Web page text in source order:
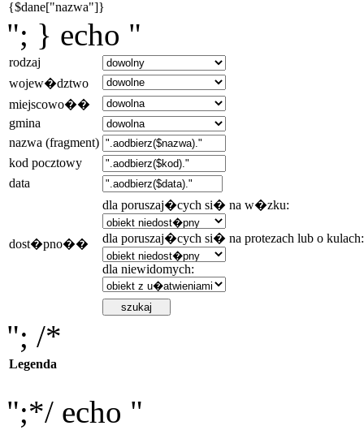
"; } echo "
rodzaj
wojew�dztwo
miejscowo��
gmina
nazwa (fragment)
kod pocztowy
data
dost�pno��
dla poruszaj�cych si� na w�zku:
dla poruszaj�cych si� na protezach lub o kulach:
dla niewidomych:
"; /*
Legenda
";*/ echo "